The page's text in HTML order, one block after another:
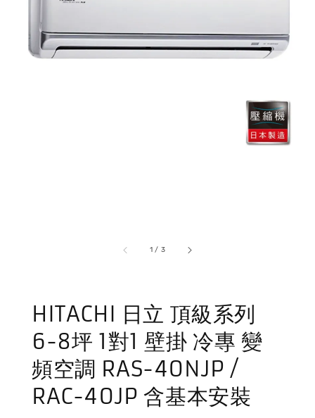
1 / 3
HITACHI 日立 頂級系列
6-8坪 1對1 壁掛 冷專 變
頻空調 RAS-40NJP /
RAC-40JP 含基本安裝